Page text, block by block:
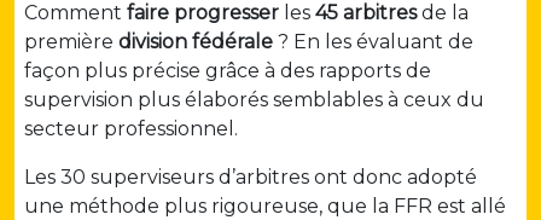
Comment faire progresser les 45 arbitresde la
première division fédérale ? En les évaluant de
façon plus précise grâce à des rapports de
supervision plus élaborés semblables à ceux du
secteur professionnel.
Les 30 superviseurs d’arbitres ont donc adopté
une méthode plus rigoureuse, que la FFR est allé